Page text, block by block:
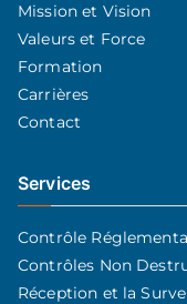
Mission et Vision
Valeurs et Force
Formation
Carrières
Contact
Services
Contrôle
Contrôles Non
Réception et la